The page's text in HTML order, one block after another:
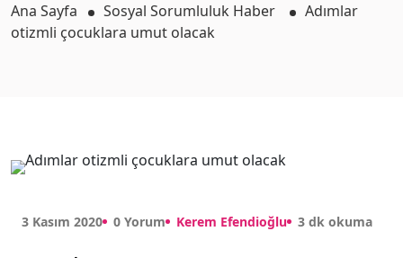
Ana Sayfa Sosyal Sorumluluk Haber
Adımlar
otizmli çocuklara umut olacak
3 Kasım 2020 0 Yorum Kerem Efendioğlu 3 dk okuma